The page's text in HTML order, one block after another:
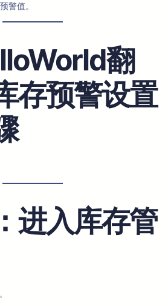
警值。
翻
存预警设置
进入库存管